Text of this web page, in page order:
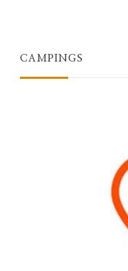
CAMPINGS